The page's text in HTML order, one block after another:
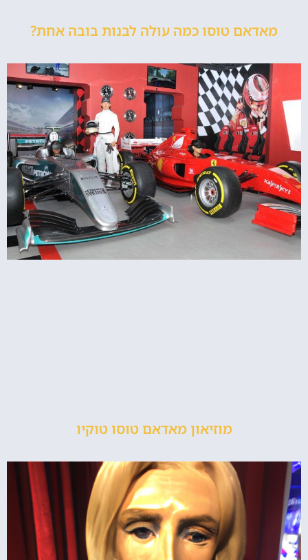
מאדאם טוסו כמה עולה לבנות בובה אחת?
מוזיאון מאדאם טוסו טוקיו